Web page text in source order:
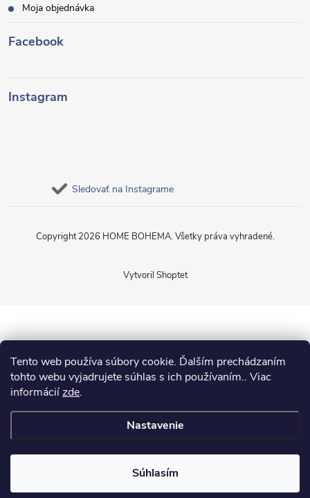
Tento web používa súbory cookie. Ďalším prechádzaním
tohto webu vyjadrujete súhlas s ich používaním.. Viac
informáciízde.
Nastavenie
Súhlasím
Moja objednávka
Facebook
Instagram
Sledovať na Instagrame
Vytvoril Shoptet
Copyright 2026 HOME BOHEMA. Všetky práva vyhradené.